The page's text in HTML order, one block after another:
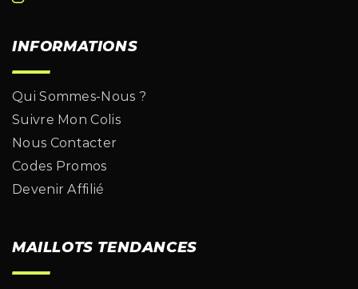
INFORMATIONS
Qui Sommes-Nous ?
Suivre Mon Colis
Nous Contacter
Codes Promos
Devenir Affilié
MAILLOTS TENDANCES